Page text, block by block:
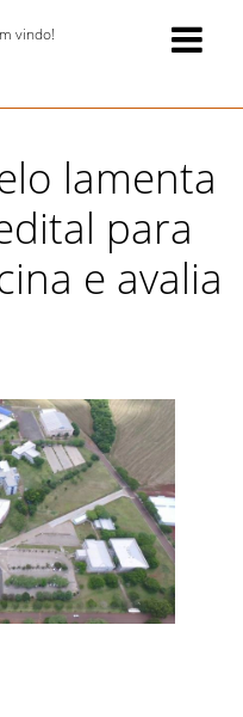
vindo!
lamenta
para
e avalia